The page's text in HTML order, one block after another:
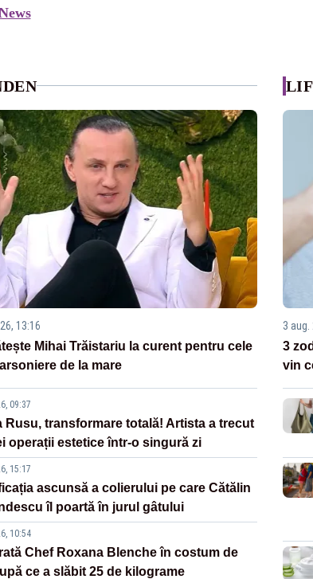
13:16
Mihai Trăistariu la curent pentru cele
de la mare
09:37
Rusu, transformare totală! Artista a trecut
operații estetice într-o singură zi
15:17
ascunsă a colierului pe care Cătălin
îl poartă în jurul gâtului
10:54
Chef Roxana Blenche în costum de
ce a slăbit 25 de kilograme
3 aug.
3
vin